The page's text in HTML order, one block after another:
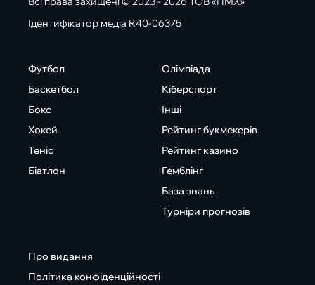
Ідентифікатор медіа R40-06375
Футбол
Баскетбол
Бокс
Хокей
Теніс
Біатлон
Олімпіада
Кіберспорт
Інші
Рейтинг букмекерів
Рейтинг казино
Гемблінг
База знань
Турніри прогнозів
Про видання
Політика конфіденційності